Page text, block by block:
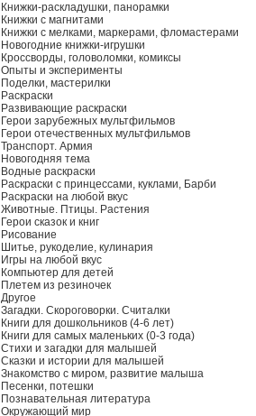
Книжки-раскладушки, панорамки
Книжки с магнитами
Книжки с мелками, маркерами, фломастерами
Новогодние книжки-игрушки
Кроссворды, головоломки, комиксы
Опыты и эксперименты
Поделки, мастерилки
Раскраски
Развивающие раскраски
Герои зарубежных мультфильмов
Герои отечественных мультфильмов
Транспорт. Армия
Новогодняя тема
Водные раскраски
Раскраски с принцессами, куклами, Барби
Раскраски на любой вкус
Животные. Птицы. Растения
Герои сказок и книг
Рисование
Шитье, рукоделие, кулинария
Игры на любой вкус
Компьютер для детей
Плетем из резиночек
Другое
Загадки. Скороговорки. Считалки
Книги для дошкольников (4-6 лет)
Книги для самых маленьких (0-3 года)
Стихи и загадки для малышей
Сказки и истории для малышей
Знакомство с миром, развитие малыша
Песенки, потешки
Познавательная литература
Окружающий мир